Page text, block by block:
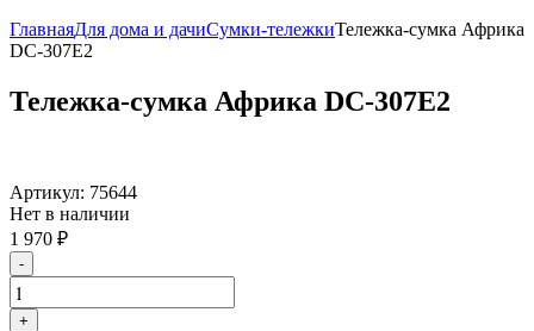
ГлавнаяДля дома и дачиСумки-тележкиТележка-сумка Африка
DC-307E2
Тележка-сумка Африка DC-307E2
Артикул: 75644
Нет в наличии
1 970 ₽
-
+